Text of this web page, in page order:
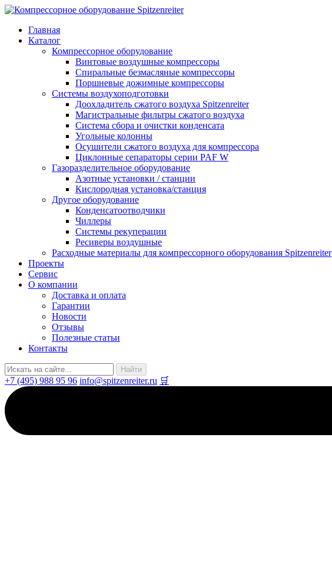
Главная
Каталог
Компрессорное оборудование
Винтовые воздушные компрессоры
Спиральные безмасляные компрессоры
Поршневые дожимные компрессоры
Системы воздухоподготовки
Доохладитель сжатого воздуха Spitzenreiter
Магистральные фильтры сжатого воздуха
Система сбора и очистки конденсата
Угольные колонны
Осушители сжатого воздуха для компрессора
Циклонные сепараторы серии PAF W
Газоразделительное оборудование
Азотные установки / станции
Кислородная установка/станция
Другое оборудование
Конденсатоотводчики
Чиллеры
Системы рекуперации
Ресиверы воздушные
Расходные материалы для компрессорного оборудования Spitzenreiter
Проекты
Сервис
О компании
Доставка и оплата
Гарантии
Новости
Отзывы
Полезные статьи
Контакты
+7 (495) 988 95 96 info@spitzenreiter.ru 🛒